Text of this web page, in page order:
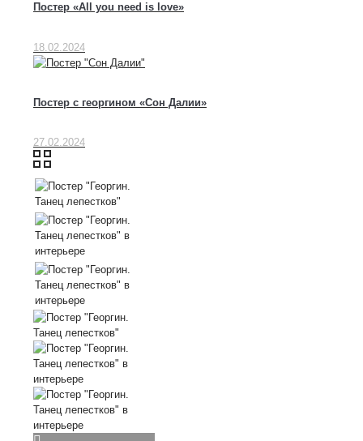
Постер «All you need is love»
18.02.2024
Постер с георгином «Сон Далии»
27.02.2024